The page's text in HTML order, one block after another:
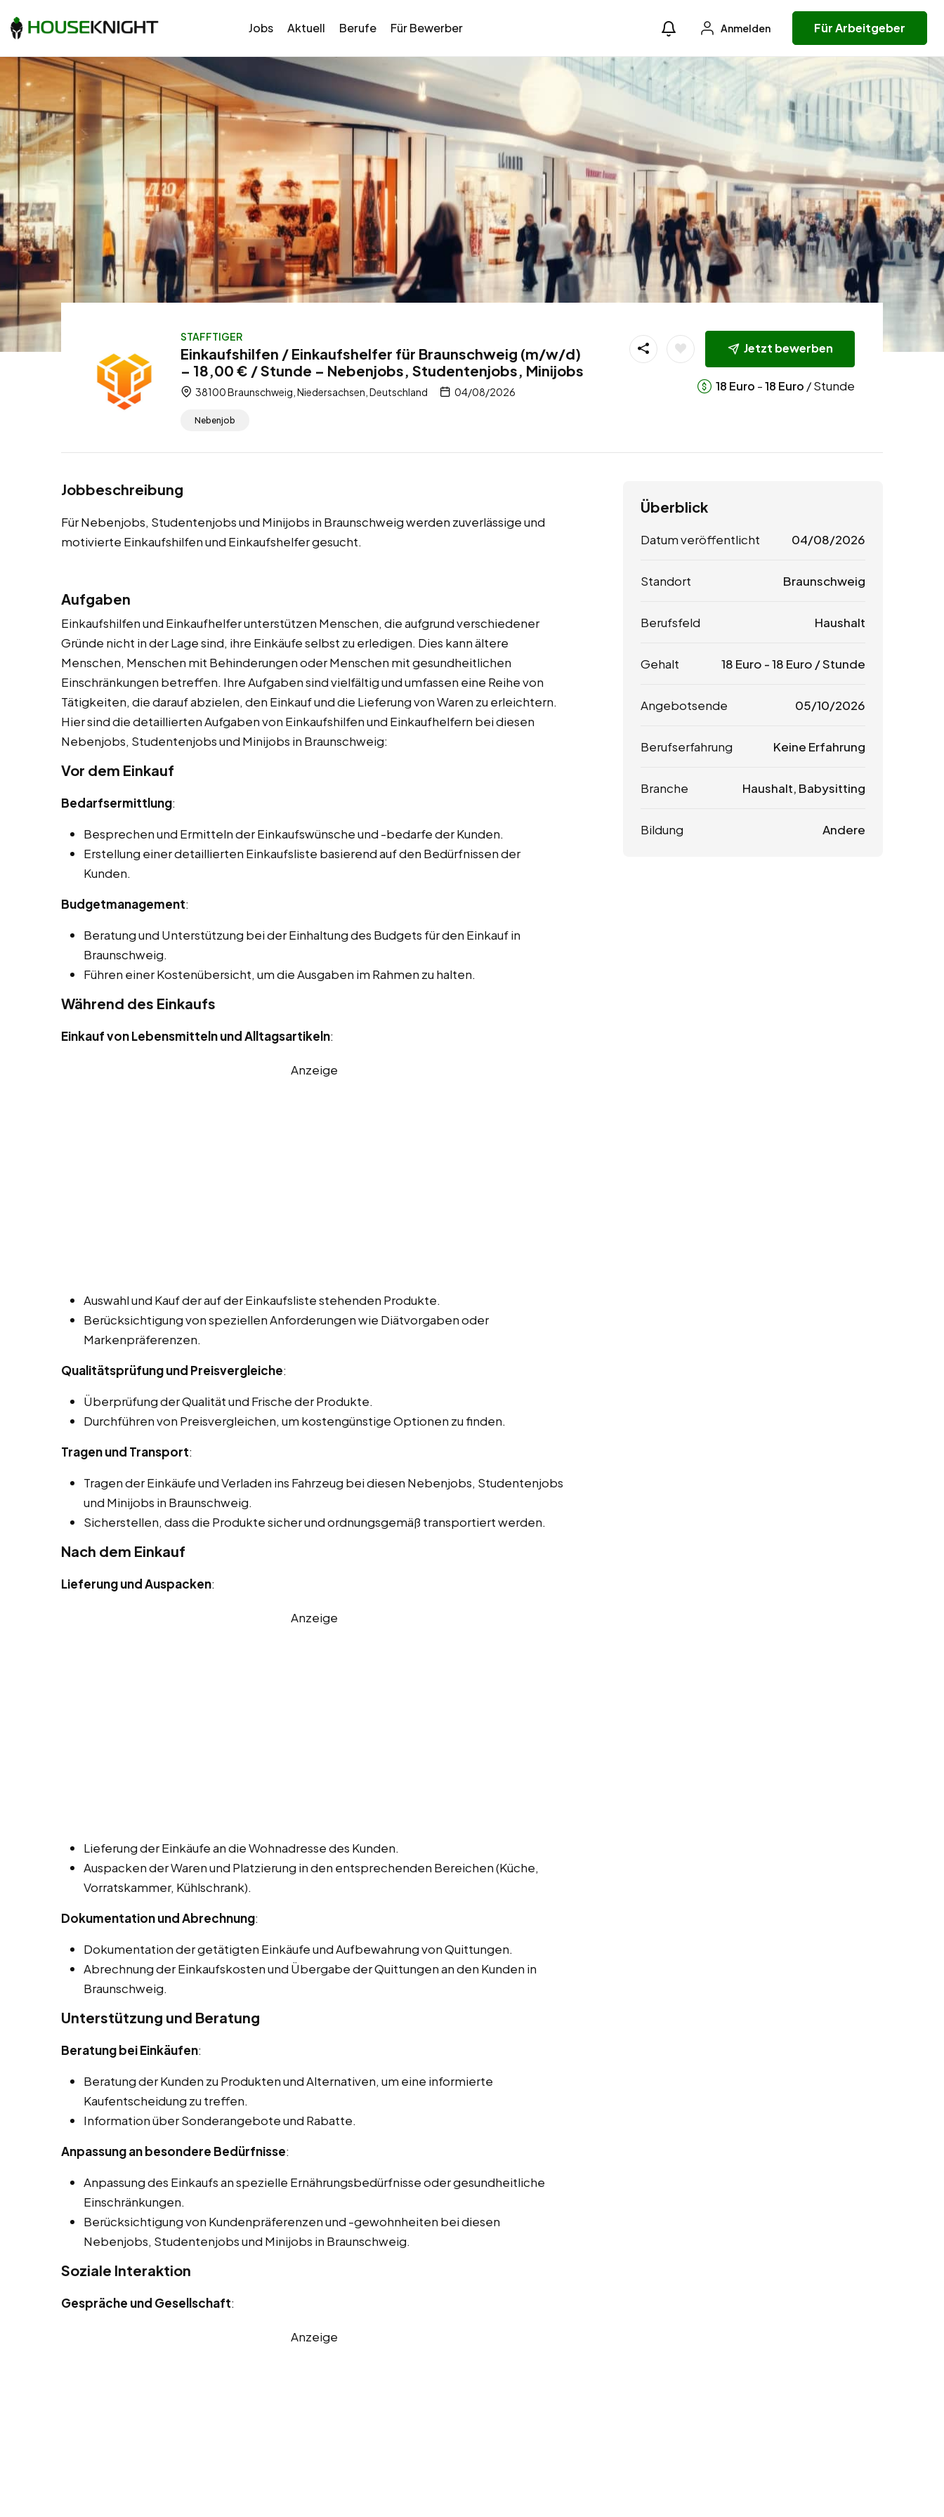
Jobs Aktuell Berufe Für Bewerber Anmelden Für Arbeitgeber
STAFFTIGER
Einkaufshilfen / Einkaufshelfer für Braunschweig (m/w/d)
– 18,00 € / Stunde – Nebenjobs, Studentenjobs, Minijobs
38100 Braunschweig, Niedersachsen, Deutschland 04/08/2026
Nebenjob
Jetzt bewerben
18 Euro -18 Euro / Stunde
Jobbeschreibung
Für Nebenjobs, Studentenjobs und Minijobs in Braunschweig werden zuverlässige und
motivierte Einkaufshilfen und Einkaufshelfer gesucht.
Aufgaben
Einkaufshilfen und Einkaufhelfer unterstützen Menschen, die aufgrund verschiedener
Gründe nicht in der Lage sind, ihre Einkäufe selbst zu erledigen. Dies kann ältere
Menschen, Menschen mit Behinderungen oder Menschen mit gesundheitlichen
Einschränkungen betreffen. Ihre Aufgaben sind vielfältig und umfassen eine Reihe von
Tätigkeiten, die darauf abzielen, den Einkauf und die Lieferung von Waren zu erleichtern.
Hier sind die detaillierten Aufgaben von Einkaufshilfen und Einkaufhelfern bei diesen
Nebenjobs, Studentenjobs und Minijobs in Braunschweig:
Vor dem Einkauf
Bedarfsermittlung:
Besprechen und Ermitteln der Einkaufswünsche und -bedarfe der Kunden.
Erstellung einer detaillierten Einkaufsliste basierend auf den Bedürfnissen der
Kunden.
Budgetmanagement:
Beratung und Unterstützung bei der Einhaltung des Budgets für den Einkauf in
Braunschweig.
Führen einer Kostenübersicht, um die Ausgaben im Rahmen zu halten.
Während des Einkaufs
Einkauf von Lebensmitteln und Alltagsartikeln:
Anzeige
Auswahl und Kauf der auf der Einkaufsliste stehenden Produkte.
Berücksichtigung von speziellen Anforderungen wie Diätvorgaben oder
Markenpräferenzen.
Qualitätsprüfung und Preisvergleiche:
Überprüfung der Qualität und Frische der Produkte.
Durchführen von Preisvergleichen, um kostengünstige Optionen zu finden.
Tragen und Transport:
Tragen der Einkäufe und Verladen ins Fahrzeug bei diesen Nebenjobs, Studentenjobs
und Minijobs in Braunschweig.
Sicherstellen, dass die Produkte sicher und ordnungsgemäß transportiert werden.
Nach dem Einkauf
Lieferung und Auspacken:
Anzeige
Lieferung der Einkäufe an die Wohnadresse des Kunden.
Auspacken der Waren und Platzierung in den entsprechenden Bereichen (Küche,
Vorratskammer, Kühlschrank).
Dokumentation und Abrechnung:
Dokumentation der getätigten Einkäufe und Aufbewahrung von Quittungen.
Abrechnung der Einkaufskosten und Übergabe der Quittungen an den Kunden in
Braunschweig.
Unterstützung und Beratung
Beratung bei Einkäufen:
Beratung der Kunden zu Produkten und Alternativen, um eine informierte
Kaufentscheidung zu treffen.
Information über Sonderangebote und Rabatte.
Anpassung an besondere Bedürfnisse:
Anpassung des Einkaufs an spezielle Ernährungsbedürfnisse oder gesundheitliche
Einschränkungen.
Berücksichtigung von Kundenpräferenzen und -gewohnheiten bei diesen
Nebenjobs, Studentenjobs und Minijobs in Braunschweig.
Soziale Interaktion
Gespräche und Gesellschaft:
Anzeige
Überblick
Datum veröffentlicht 04/08/2026
Standort Braunschweig
Berufsfeld Haushalt
Gehalt 18 Euro -18 Euro / Stunde
Angebotsende 05/10/2026
Berufserfahrung Keine Erfahrung
Branche Haushalt, Babysitting
Bildung Andere